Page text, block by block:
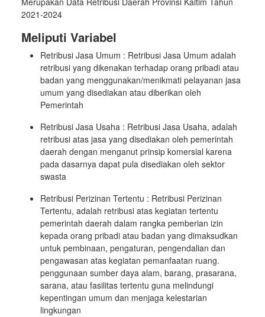
2021-2024
Meliputi Variabel
Retribusi Jasa Umum : Retribusi Jasa Umum adalah
retribusi yang dikenakan terhadap orang pribadi atau
badan yang menggunakan/menikmati pelayanan jasa
umum yang disediakan atau diberikan oleh
Pemerintah
Retribusi Jasa Usaha : Retribusi Jasa Usaha, adalah
retribusi atas jasa yang disediakan oleh pemerintah
daerah dengan menganut prinsip komersial karena
pada dasarnya dapat pula disediakan oleh sektor
swasta
Retribusi Perizinan Tertentu : Retribusi Perizinan
Tertentu, adalah retribusi atas kegiatan tertentu
pemerintah daerah dalam rangka pemberian izin
kepada orang pribadi atau badan yang dimaksudkan
untuk pembinaan, pengaturan, pengendalian dan
pengawasan atas kegiatan pemanfaatan ruang.
penggunaan sumber daya alam, barang, prasarana,
sarana, atau fasilitas tertentu guna melindungi
kepentingan umum dan menjaga kelestarian
lingkungan